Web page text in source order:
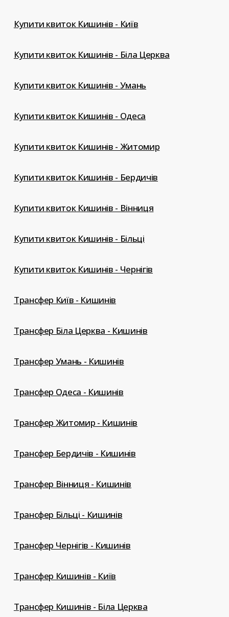
Купити квиток Кишинів - Київ
Купити квиток Кишинів - Біла Церква
Купити квиток Кишинів - Умань
Купити квиток Кишинів - Одеса
Купити квиток Кишинів - Житомир
Купити квиток Кишинів - Бердичів
Купити квиток Кишинів - Вінниця
Купити квиток Кишинів - Більці
Купити квиток Кишинів - Чернігів
Трансфер Київ - Кишинів
Трансфер Біла Церква - Кишинів
Трансфер Умань - Кишинів
Трансфер Одеса - Кишинів
Трансфер Житомир - Кишинів
Трансфер Бердичів - Кишинів
Трансфер Вінниця - Кишинів
Трансфер Більці - Кишинів
Трансфер Чернігів - Кишинів
Трансфер Кишинів - Київ
Трансфер Кишинів - Біла Церква